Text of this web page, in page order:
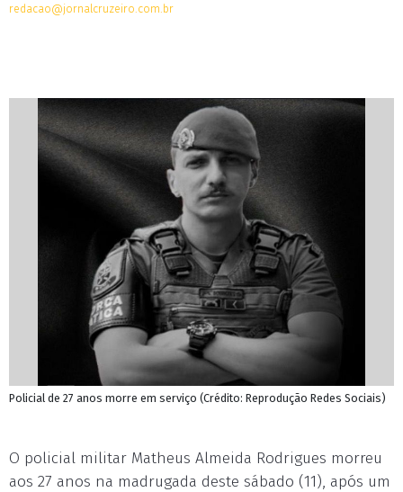
redacao@jornalcruzeiro.com.br
Policial de 27 anos morre em serviço (Crédito: Reprodução Redes Sociais)
O policial militar Matheus Almeida Rodrigues morreu
aos 27 anos na madrugada deste sábado (11), após um